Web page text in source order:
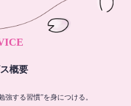
概要
強する習慣”を身につける。